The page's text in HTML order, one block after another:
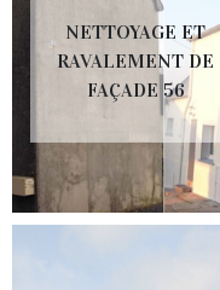
NETTOYAGE ET
RAVALEMENT DE
FAÇADE 56